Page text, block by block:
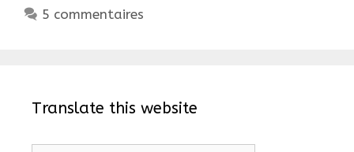
5 commentaires
Translate this website